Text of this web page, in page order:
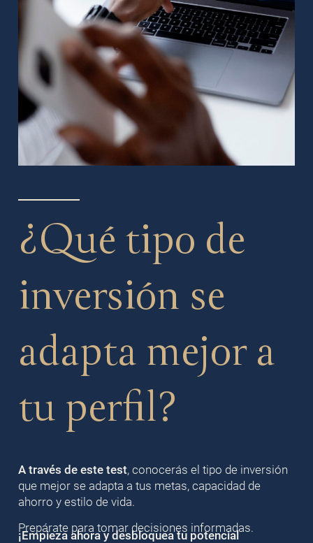
¿Qué tipo de
inversión se
adapta mejor a
tu perfil?
A través de este test, conocerás el tipo de inversión
que mejor se adapta a tus metas, capacidad de
ahorro y estilo de vida.
Prepárate para tomar decisiones informadas.
¡Empieza ahora y desbloquea tu potencial